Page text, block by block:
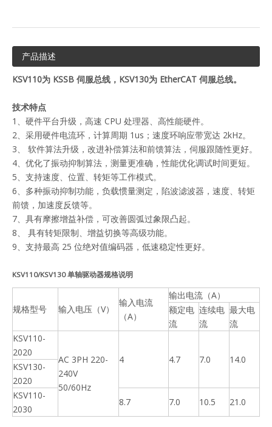
产品描述
KSV110为 KSSB 伺服总线，KSV130为 EtherCAT 伺服总线。
技术特点
1、硬件平台升级，高速 CPU 处理器、高性能硬件。
2、采用硬件电流环，计算周期 1us；速度环响应带宽达 2kHz。
3、 软件算法升级，改进补偿算法和前馈算法，伺服跟随性更好。
4、优化了振动抑制算法，测量更准确，性能优化调试时间更短。
5、支持速度、位置、转矩等工作模式。
6、多种振动抑制功能，负载惯量测定，陷波滤波器，速度、转矩
前馈，加速度反馈等。
7、具有摩擦增益补偿，可改善圆弧过象限凸起。
8、 具有转矩限制、增益切换等高级功能。
9、支持最高 25 位绝对值编码器，低速稳定性更好。
KSV110/KSV130单轴驱动器规格说明
规格型号 输入电压（V）
输入电流
（A）
输出电流（A）
额定电
流
连续电
流
最大电
流
KSV110-
2020
AC 3PH 220-
240V
50/60Hz
4 4.7 7.0 14.0
KSV130-
2020
KSV110-
2030
8.7 7.0 10.5 21.0